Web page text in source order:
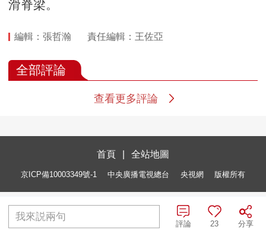
滑脊梁。
編輯：張哲瀚 責任編輯：王佐亞
全部評論
查看更多評論
首頁 全站地圖
京ICP備10003349號-1 中央廣播電視總台 央視網 版權所有
我來説兩句
分享
23
評論